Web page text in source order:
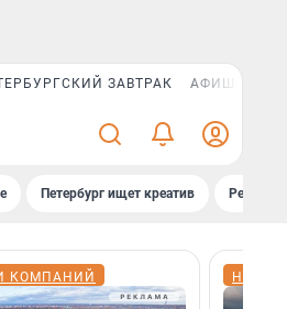
ЗАВТРАК АФИША PLUS
Петербург ищет креатив
КОМПАНИЙ